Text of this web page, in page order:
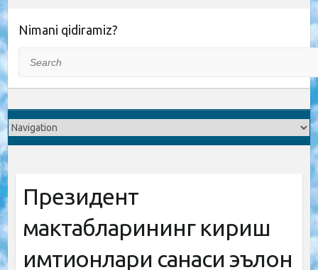
Nimani qidiramiz?
Президент
мактабларининг кириш
имтиҳонлари санаси эълон